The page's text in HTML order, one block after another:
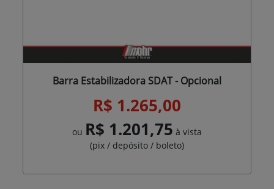
Barra Estabilizadora SDAT - Opcional
R$ 1.265,00
ou R$ 1.201,75 à vista
(pix / depósito / boleto)